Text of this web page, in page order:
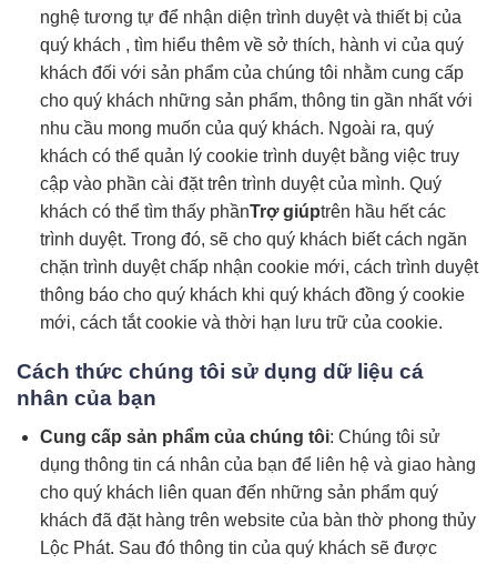
nghệ tương tự để nhận diện trình duyệt và thiết bị của
quý khách , tìm hiểu thêm về sở thích, hành vi của quý
khách đối với sản phẩm của chúng tôi nhằm cung cấp
cho quý khách những sản phẩm, thông tin gần nhất với
nhu cầu mong muốn của quý khách. Ngoài ra, quý
khách có thể quản lý cookie trình duyệt bằng việc truy
cập vào phần cài đặt trên trình duyệt của mình. Quý
khách có thể tìm thấy phầnTrợ giúptrên hầu hết các
trình duyệt. Trong đó, sẽ cho quý khách biết cách ngăn
chặn trình duyệt chấp nhận cookie mới, cách trình duyệt
thông báo cho quý khách khi quý khách đồng ý cookie
mới, cách tắt cookie và thời hạn lưu trữ của cookie.
Cách thức chúng tôi sử dụng dữ liệu cá
nhân của bạn
Cung cấp sản phẩm của chúng tôi: Chúng tôi sử
dụng thông tin cá nhân của bạn để liên hệ và giao hàng
cho quý khách liên quan đến những sản phẩm quý
khách đã đặt hàng trên website của bàn thờ phong thủy
Lộc Phát. Sau đó thông tin của quý khách sẽ được